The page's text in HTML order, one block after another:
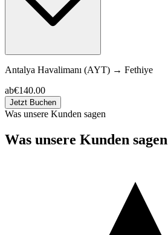
Antalya Havalimanı (AYT) → Fethiye
ab€140.00
Jetzt Buchen
Was unsere Kunden sagen
Was unsere Kunden sagen